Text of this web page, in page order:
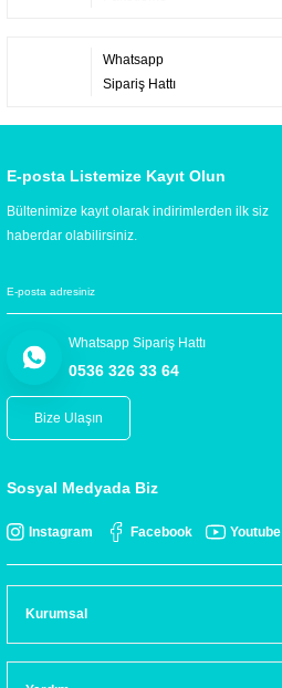
Whatsapp
Sipariş Hattı
E-posta Listemize Kayıt Olun
Bültenimize kayıt olarak indirimlerden ilk siz
haberdar olabilirsiniz.
Whatsapp Sipariş Hattı
0536 326 33 64
Bize Ulaşın
Sosyal Medyada Biz
Instagram Facebook Youtube
Kurumsal